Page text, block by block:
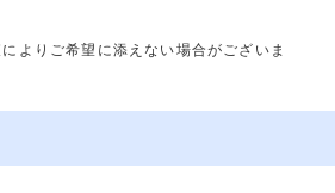
よりご希望に添えない場合がございま